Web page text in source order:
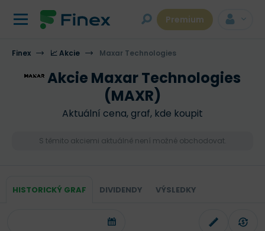
Premium
Finex 📈 Akcie Maxar Technologies
Akcie Maxar Technologies
(MAXR)
Aktuální cena, graf, kde koupit
S těmito akciemi aktuálně není možné obchodovat.
HISTORICKÝ GRAF DIVIDENDY VÝSLEDKY